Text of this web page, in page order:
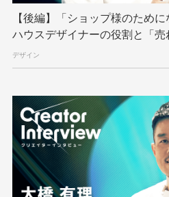
アドベントカレンダー イベ
インターンシップ インハウ
クリエイターインタビュー
サイバーセキュリティ サ
スパム対策 スペシャリスト
ソフトウェアサプライチェーン
デザイン ネットのセキュ
【後編】「ショップ様のため
ハウスデザイナーの役割と「売
デザイン